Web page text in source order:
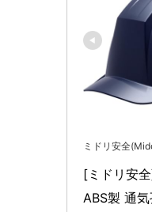
ミドリ安全
[ミドリ安
ABS製 通